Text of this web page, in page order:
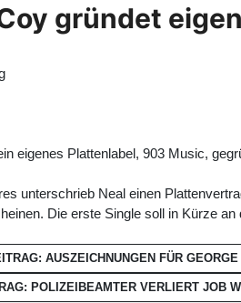
gründet
eigenes Plattenlabel, 903 Music,
unterschrieb Neal einen
Die erste Single soll in Kürze
AUSZEICHNUNGEN FÜR GEORGE
POLIZEIBEAMTER VERLIERT JOB